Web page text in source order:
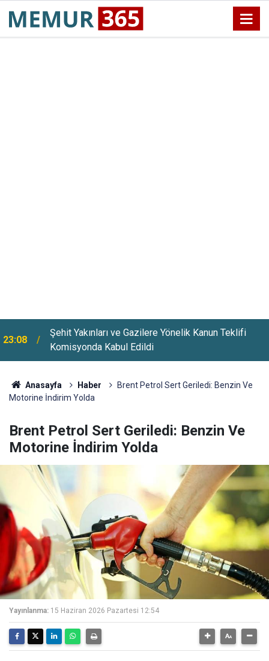
22:26
Üsküdar'da Bazı Yollar 5-7 Ağustos Tarihlerinde
Trafiğe Kapatılacak
Anasayfa Haber
Brent Petrol Sert Geriledi: Benzin Ve
Motorine İndirim Yolda
Brent Petrol Sert Geriledi: Benzin Ve
Motorine İndirim Yolda
Yayınlanma: 15 Haziran 2026 Pazartesi 12:54